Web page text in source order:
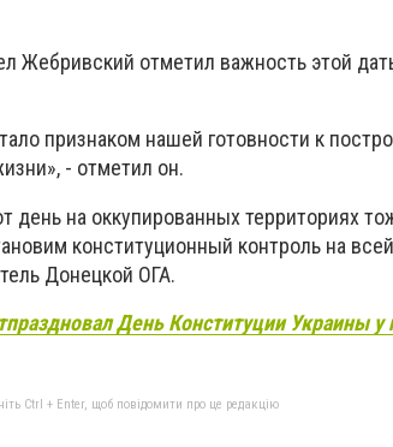
Жебривский отметил важность этой
признаком нашей готовности к
- отметил он.
день на оккупированных территориях
конституционный контроль на
Донецкой ОГА.
День Конституции Украины у
Ctrl + Enter, щоб повідомити про це редакцію